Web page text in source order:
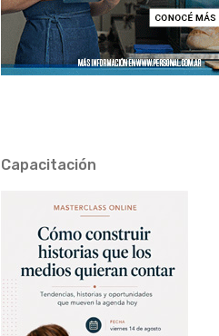
Capacitación